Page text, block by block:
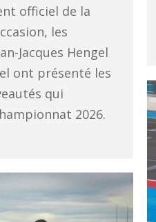
officiel de la
les
Jacques Hengel
ont présenté les
qui
2026.